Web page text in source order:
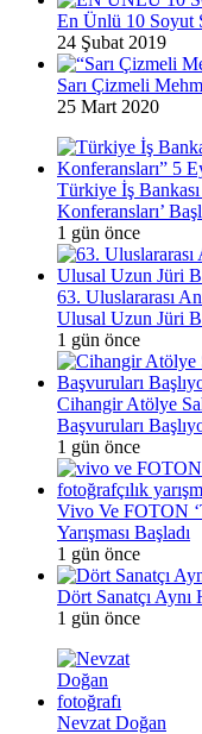
En Ünlü 10 Soyut
24 Şubat 2019
Sarı Çizmeli
25 Mart 2020
Türkiye İş
Konferansları’
1 gün önce
63. Uluslararası
Ulusal Uzun Jüri
1 gün önce
Cihangir Atölye
Başvuruları
1 gün önce
Vivo Ve FOTON
Yarışması Başladı
1 gün önce
Dört Sanatçı Aynı
1 gün önce
Nevzat Doğan